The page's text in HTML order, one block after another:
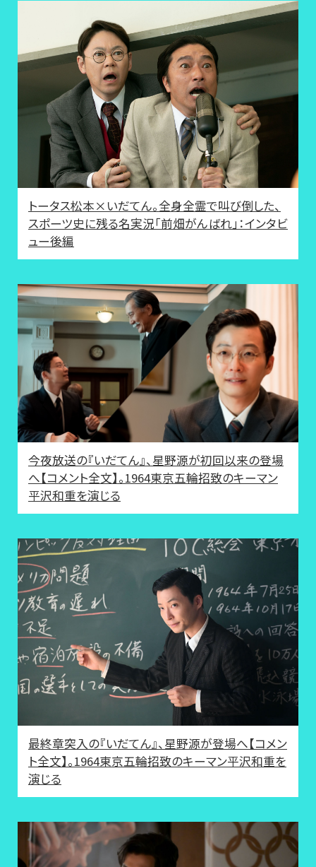
トータス松本×いだてん。全身全霊で叫び倒した、
スポーツ史に残る名実況「前畑がんばれ」：インタビ
ュー後編
今夜放送の『いだてん』、星野源が初回以来の登場
へ【コメント全文】。1964東京五輪招致のキーマン
平沢和重を演じる
最終章突入の『いだてん』、星野源が登場へ【コメン
ト全文】。1964東京五輪招致のキーマン平沢和重を
演じる